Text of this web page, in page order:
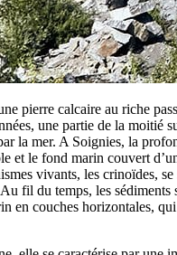
pierre calcaire au riche
une partie de la moitié
la mer. A Soignies, la
et le fond marin couvert
vivants, les crinoïdes,
fil du temps, les sédiments
en couches horizontales,